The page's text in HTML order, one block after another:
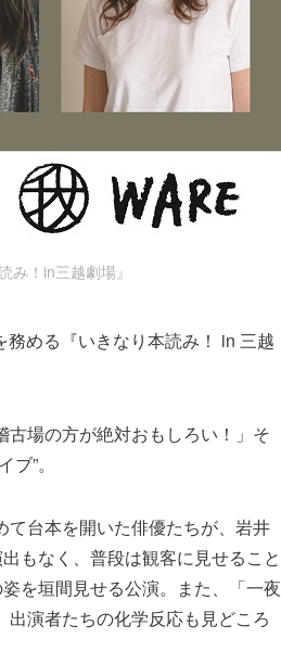
み！in三越劇場』
める『いきなり本読み！ in 三越
古場の方が絶対おもしろい！」そ
”。
台本を開いた俳優たちが、岩井
もなく、普段は観客に見せること
を垣間見せる公演。また、「一夜
演者たちの化学反応も見どころ